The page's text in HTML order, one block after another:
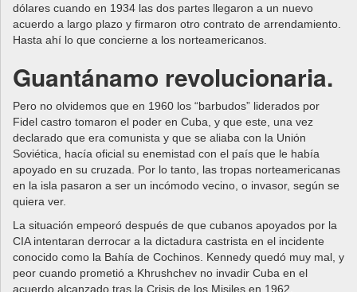
dólares cuando en 1934 las dos partes llegaron a un nuevo
acuerdo a largo plazo y firmaron otro contrato de arrendamiento.
Hasta ahí lo que concierne a los norteamericanos.
Guantánamo revolucionaria.
Pero no olvidemos que en 1960 los “barbudos” liderados por
Fidel castro tomaron el poder en Cuba, y que este, una vez
declarado que era comunista y que se aliaba con la Unión
Soviética, hacía oficial su enemistad con el país que le había
apoyado en su cruzada. Por lo tanto, las tropas norteamericanas
en la isla pasaron a ser un incómodo vecino, o invasor, según se
quiera ver.
La situación empeoró después de que cubanos apoyados por la
CIA intentaran derrocar a la dictadura castrista en el incidente
conocido como la Bahía de Cochinos. Kennedy quedó muy mal, y
peor cuando prometió a Khrushchev no invadir Cuba en el
acuerdo alcanzado tras la Crisis de los Misiles en 1962.